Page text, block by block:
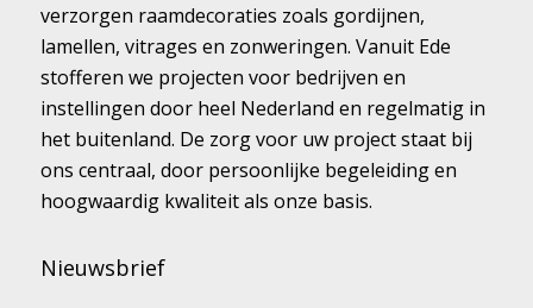
verzorgen raamdecoraties zoals gordijnen,
lamellen, vitrages en zonweringen. Vanuit Ede
stofferen we projecten voor bedrijven en
instellingen door heel Nederland en regelmatig in
het buitenland. De zorg voor uw project staat bij
ons centraal, door persoonlijke begeleiding en
hoogwaardig kwaliteit als onze basis.
Nieuwsbrief